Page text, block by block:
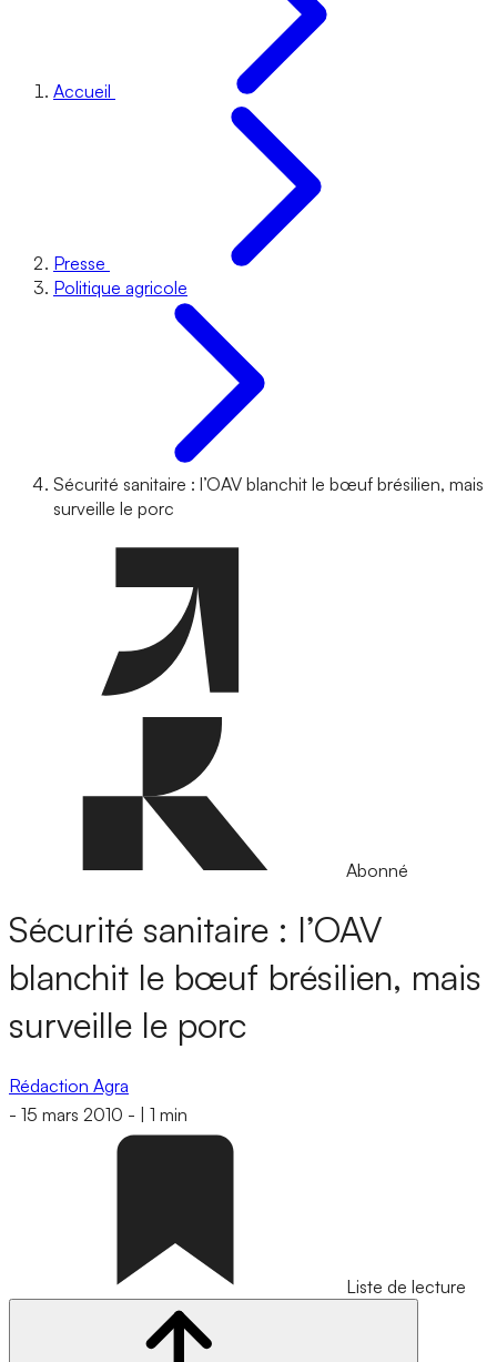
Accueil
Presse
Politique agricole
Sécurité sanitaire : l’OAV blanchit le bœuf brésilien, mais
surveille le porc
Abonné
Sécurité sanitaire : l’OAV
blanchit le bœuf brésilien, mais
surveille le porc
Rédaction Agra
- 15 mars 2010 - 1 min
Liste de lecture